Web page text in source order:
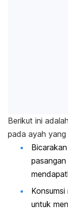
Berikut ini
pada ayah
untuk